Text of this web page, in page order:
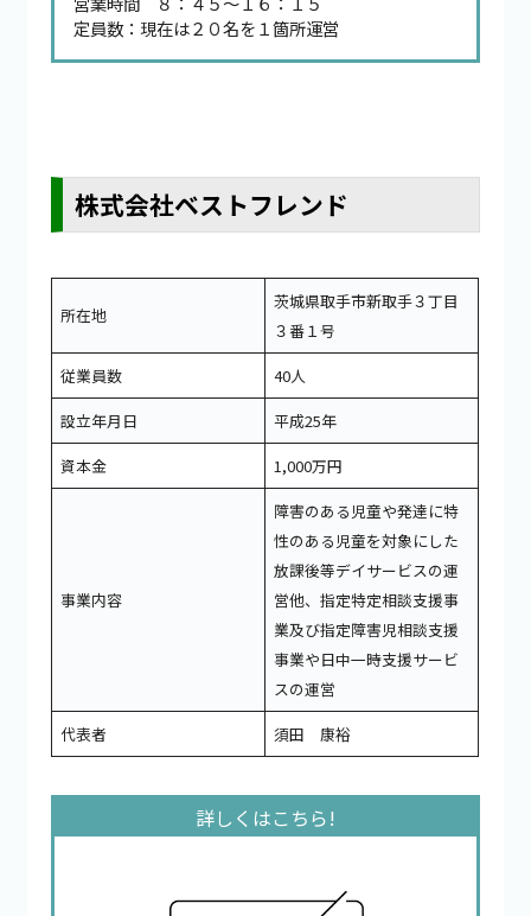
定員数：現在は２０名を１箇所運営
株式会社ベストフレンド
所在地
茨城県取手市新取手３丁目
３番１号
従業員数
40人
設立年月日
平成25年
資本金
1,000万円
事業内容
障害のある児童や発達に特
性のある児童を対象にした
放課後等デイサービスの運
営他、指定特定相談支援事
業及び指定障害児相談支援
事業や日中一時支援サービ
スの運営
代表者
須田 康裕